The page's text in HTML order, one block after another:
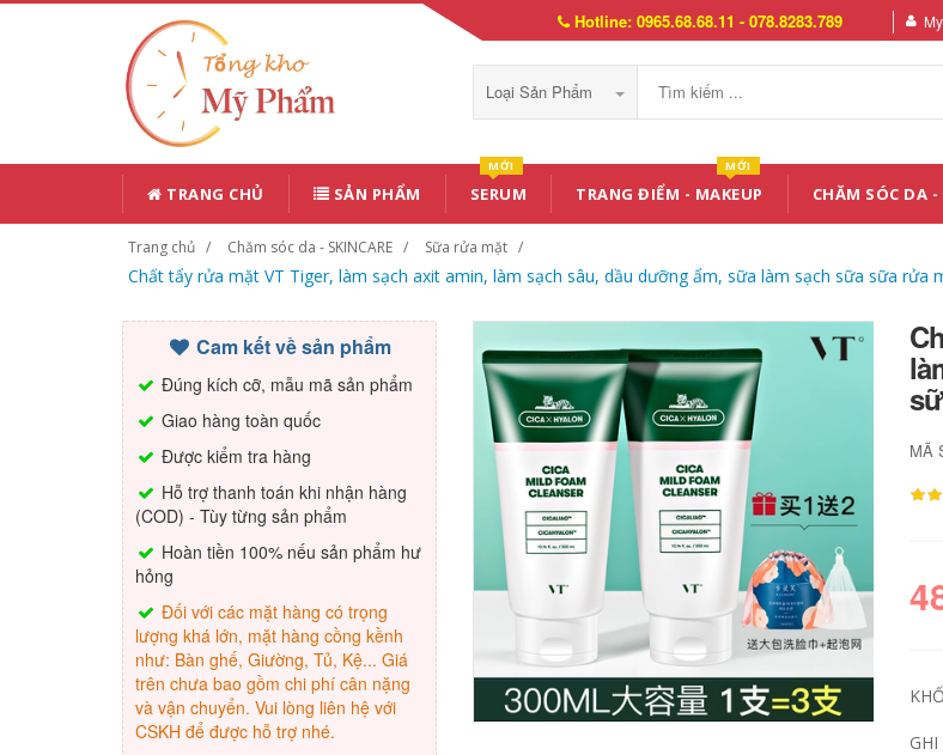
Hotline: 0965.68.68.11 - 078.8283.789
Loại Sản Phẩm
TRANG CHỦ SẢN PHẨM SERUM
MỚI
TRANG ĐIỂM - MAKEUP
MỚI
CHĂM SÓC DA -
Trang chủ Chăm sóc da - SKINCARE Sữa rửa mặt
Chất tẩy rửa mặt VT Tiger, làm sạch axit amin, làm sạch sâu, dầu dưỡng ẩm, sữa làm sạch sữa sữa rửa
Cam kết về sản phẩm
Đúng kích cỡ, mẫu mã sản phẩm
Giao hàng toàn quốc
Được kiểm tra hàng
Hỗ trợ thanh toán khi nhận hàng
(COD) - Tùy từng sản phẩm
Hoàn tiền 100% nếu sản phẩm hư
hỏng
Đối với các mặt hàng có trọng
lượng khá lớn, mặt hàng cồng kềnh
như: Bàn ghế, Giường, Tủ, Kệ... Giá
trên chưa bao gồm chi phí cân nặng
và vận chuyển. Vui lòng liên hệ với
CSKH để được hỗ trợ nhé.
MÃ
GHI